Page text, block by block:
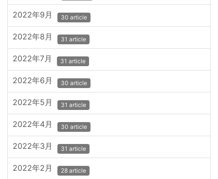
2022年9月 30 article
2022年8月 31 article
2022年7月 31 article
2022年6月 30 article
2022年5月 31 article
2022年4月 30 article
2022年3月 31 article
2022年2月 28 article